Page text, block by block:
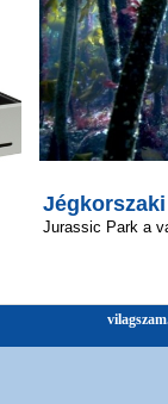
Jurassic Park a